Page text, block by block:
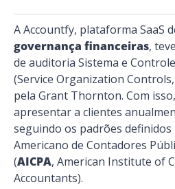
A Accountfy, plataforma SaaS
governança financeiras,
de auditoria Sistema e
(Service Organization Controls,
pela Grant Thornton. Com
apresentar a clientes
seguindo os padrões
Americano de Contadores
(AICPA, American Institute of
Accountants).